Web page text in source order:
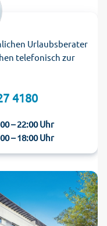
Urlaubsberater
telefonisch zur
4180
– 22:00 Uhr
– 18:00 Uhr